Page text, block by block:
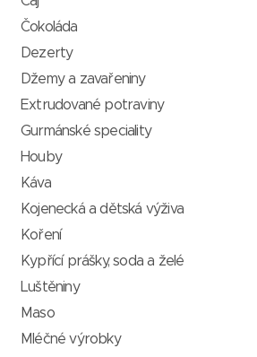
Čokoláda
Dezerty
Džemy a zavařeniny
Extrudované potraviny
Gurmánské speciality
Houby
Káva
Kojenecká a dětská výživa
Koření
Kypřící prášky, soda a želé
Luštěniny
Maso
Mléčné výrobky